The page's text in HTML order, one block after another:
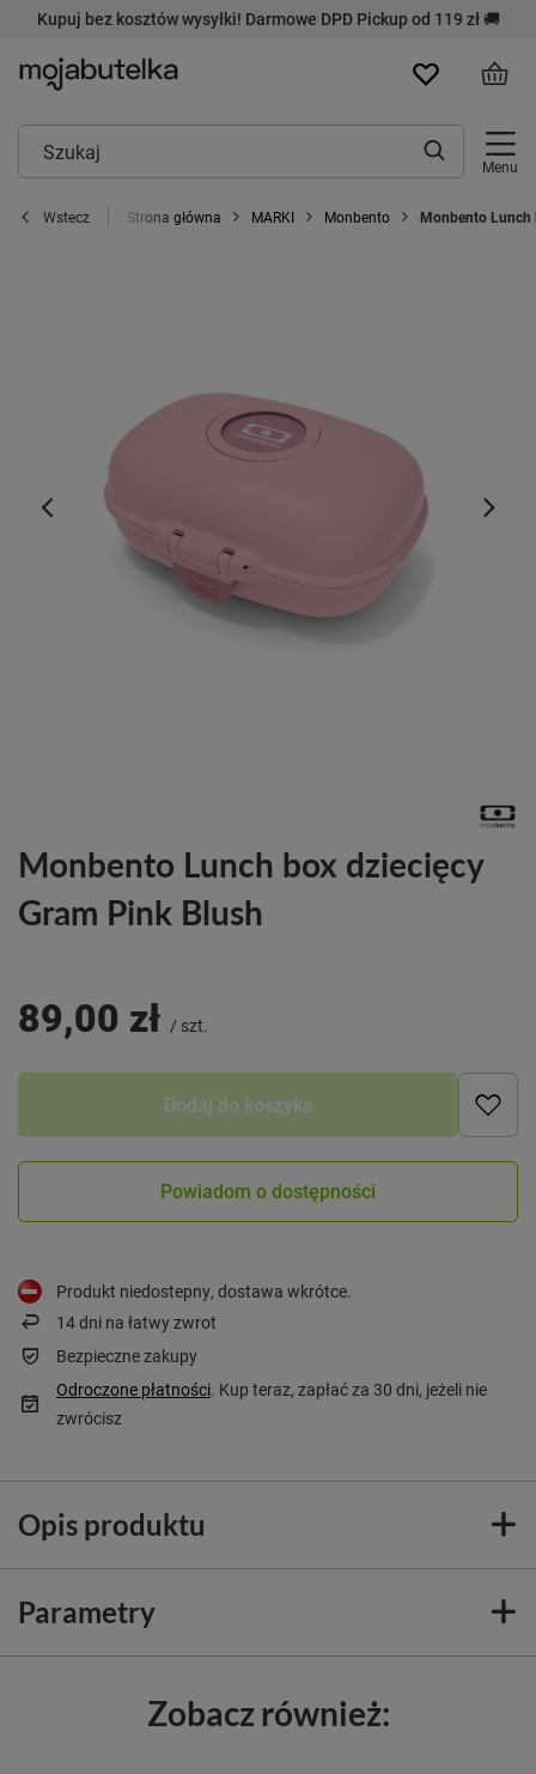
Kupuj bez kosztów wysyłki! Darmowe DPD Pickup od 119 zł 🚚
Menu
Wstecz Strona główna MARKI Monbento Monbento Lunch
Monbento Lunch box dziecięcy
Gram Pink Blush
89,00 zł / szt.
Dodaj do koszyka
Powiadom o dostępności
Produkt niedostepny, dostawa wkrótce
14dni na łatwy zwrot
Bezpieczne zakupy
Odroczone płatności. Kup teraz, zapłać za 30 dni, jeżeli nie
zwrócisz
Opis produktu
Parametry
Zobacz również: